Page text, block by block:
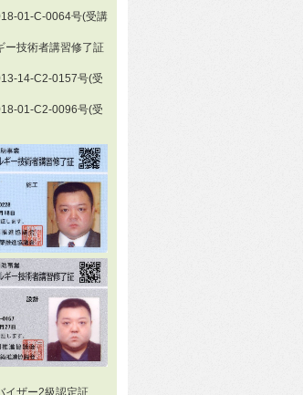
01-C-0064号(受講
ー技術者講習修了証
14-C2-0157号(受
01-C2-0096号(受